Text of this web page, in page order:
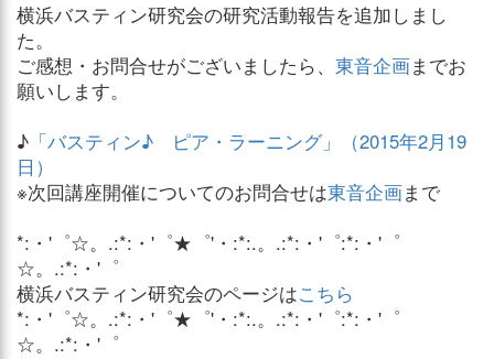
横浜バスティン研究会の研究活動報告を追加しまし
た。
ご感想・お問合せがございましたら、 東音企画までお
願いします。
♪ 「バスティン♪ ピア・ラーニング」（2015年2月19
日）
※次回講座開催についてのお問合せは東音企画まで
*:・'゜☆。.:*:・'゜★゜'・:*:.。.:*:・'゜:*:・'゜
☆。.:*:・'゜
横浜バスティン研究会のページはこちら
*:・'゜☆。.:*:・'゜★゜'・:*:.。.:*:・'゜:*:・'゜
☆。.:*:・'゜